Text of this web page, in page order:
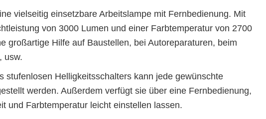
vielseitig einsetzbare Arbeitslampe mit Fernbedienung. Mit
von 3000 Lumen und einer Farbtemperatur von 2700
großartige Hilfe auf Baustellen, bei Autoreparaturen, beim
usw.
stufenlosen Helligkeitsschalters kann jede gewünschte
werden. Außerdem verfügt sie über eine Fernbedienung,
und Farbtemperatur leicht einstellen lassen.